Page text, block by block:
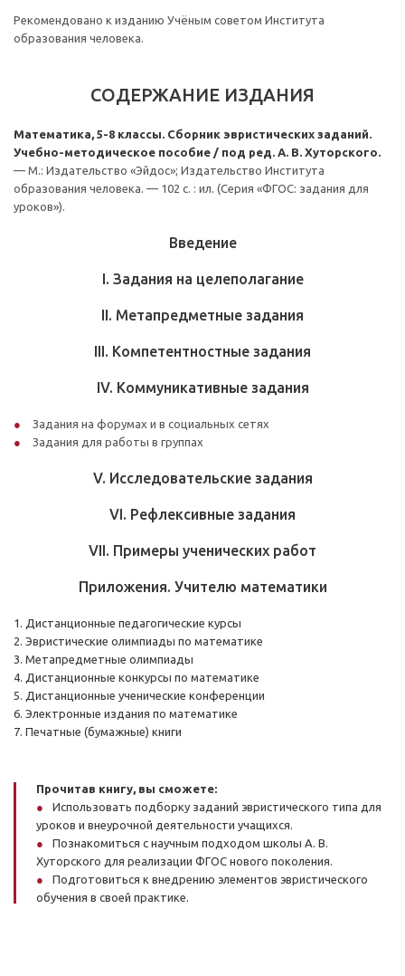
Рекомендовано к изданию Учёным советом Института
образования человека.
СОДЕРЖАНИЕ ИЗДАНИЯ
Математика, 5-8 классы. Сборник эвристических заданий.
Учебно-методическое пособие / под ред. А. В. Хуторского.
— М.: Издательство «Эйдос»; Издательство Института
образования человека. — 102 с. : ил. (Серия «ФГОС: задания для
уроков»).
Введение
I. Задания на целеполагание
II. Метапредметные задания
III. Компетентностные задания
IV. Коммуникативные задания
Задания на форумах и в социальных сетях
Задания для работы в группах
V. Исследовательские задания
VI. Рефлексивные задания
VII. Примеры ученических работ
Приложения. Учителю математики
1. Дистанционные педагогические курсы
2. Эвристические олимпиады по математике
3. Метапредметные олимпиады
4. Дистанционные конкурсы по математике
5. Дистанционные ученические конференции
6. Электронные издания по математике
7. Печатные (бумажные) книги
Прочитав книгу, вы сможете:
Использовать подборку заданий эвристического типа для
уроков и внеурочной деятельности учащихся.
Познакомиться с научным подходом школы А. В.
Хуторского для реализации ФГОС нового поколения.
Подготовиться к внедрению элементов эвристического
обучения в своей практике.